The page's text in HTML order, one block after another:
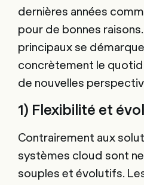
dernières années
pour de bonnes
principaux se
concrètement le
de nouvelles
1) Flexibilité et
Contrairement aux
systèmes cloud sont
souples et évolutifs.